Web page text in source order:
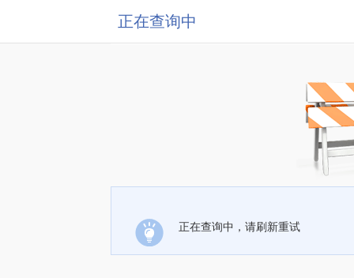
正在查询中
正在查询中，请刷新重试